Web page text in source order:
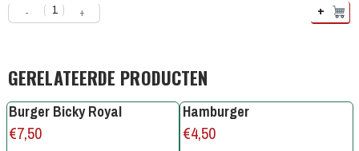
- + +
GERELATEERDE PRODUCTEN
Burger Bicky Royal
€7,50
Hamburger
€4,50